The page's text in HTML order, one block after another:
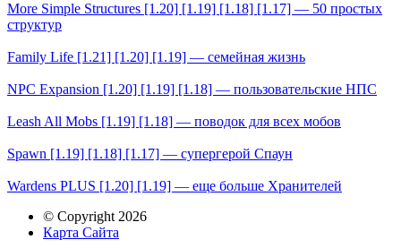
More Simple Structures [1.20] [1.19] [1.18] [1.17] — 50 простых
структур
Family Life [1.21] [1.20] [1.19] — семейная жизнь
NPC Expansion [1.20] [1.19] [1.18] — пользовательские НПС
Leash All Mobs [1.19] [1.18] — поводок для всех мобов
Spawn [1.19] [1.18] [1.17] — супергерой Спаун
Wardens PLUS [1.20] [1.19] — еще больше Хранителей
© Copyright 2026
Карта Сайта